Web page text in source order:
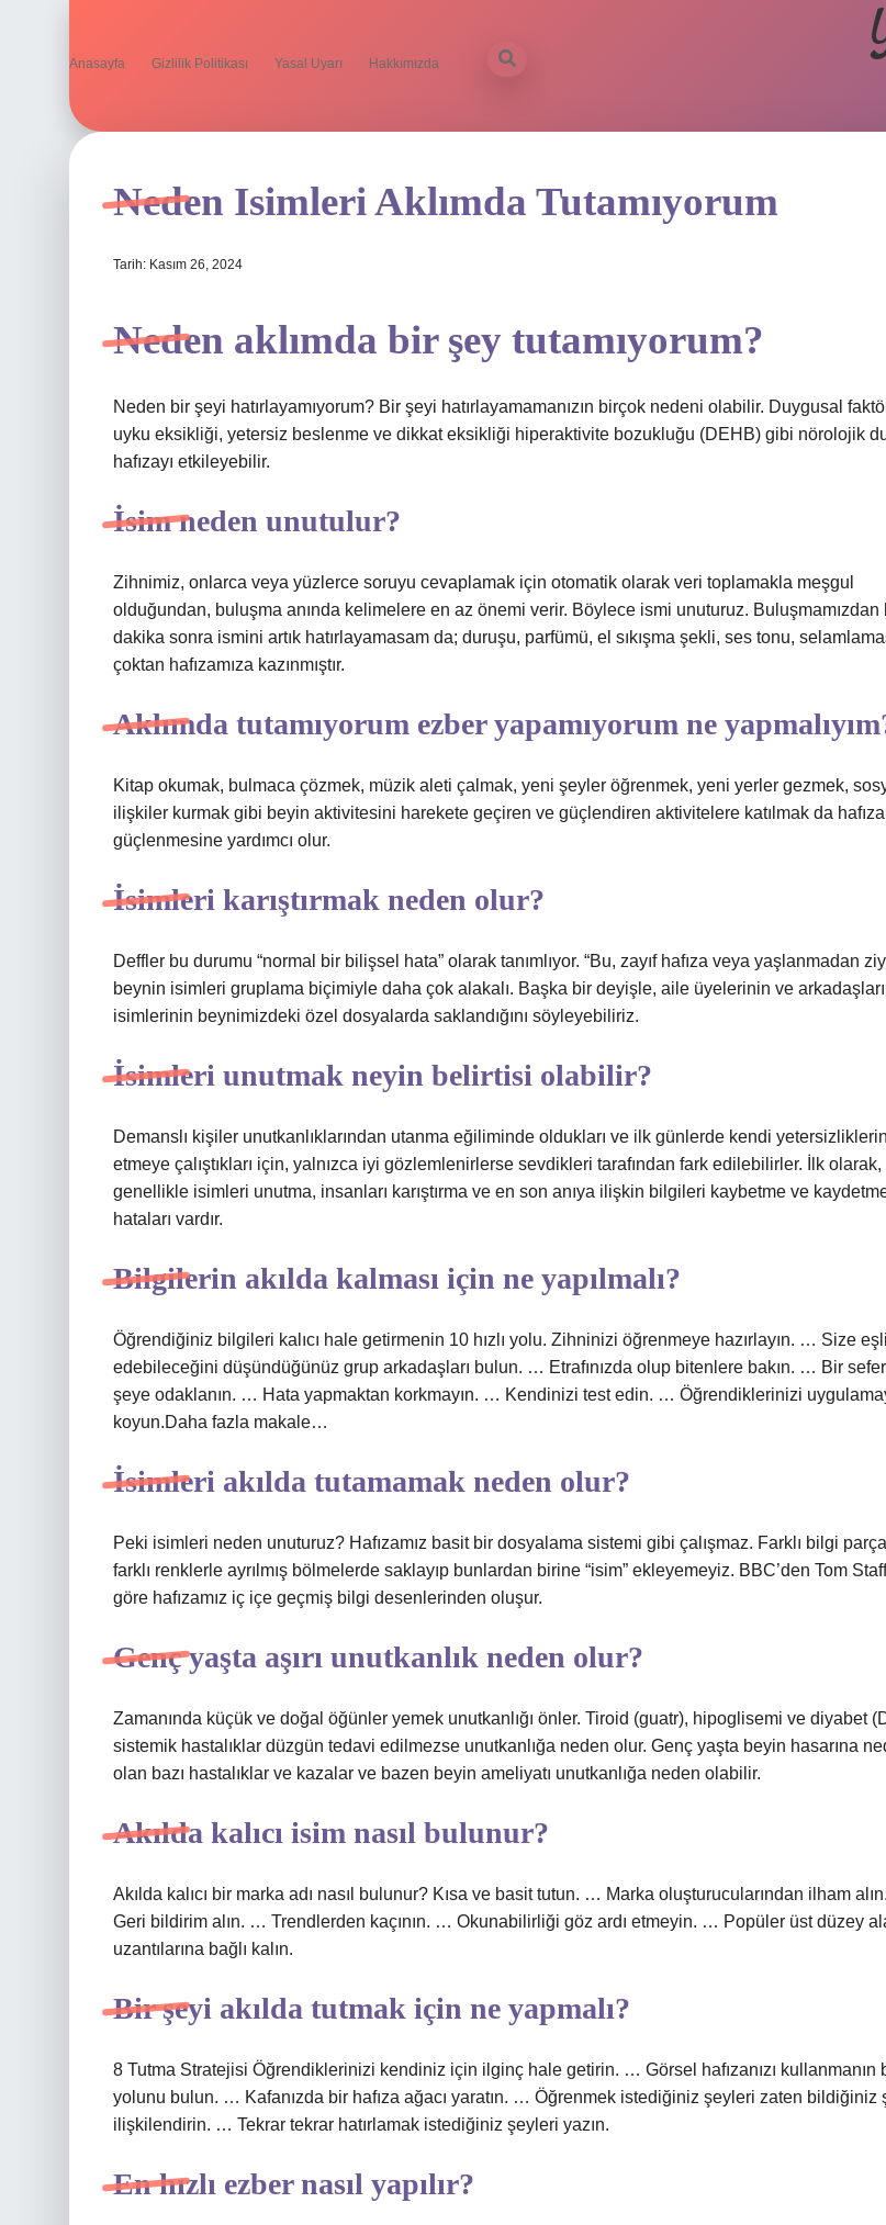
Anasayfa Gizlilik Politikası Yasal Uyarı Hakkımızda
Neden Isimleri Aklımda Tutamıyorum
Tarih: Kasım 26, 2024
Neden aklımda bir şey tutamıyorum?
Neden bir şeyi hatırlayamıyorum? Bir şeyi hatırlayamamanızın birçok nedeni olabilir. Duygusal
uyku eksikliği, yetersiz beslenme ve dikkat eksikliği hiperaktivite bozukluğu (DEHB) gibi nörolojik
hafızayı etkileyebilir.
İsim neden unutulur?
Zihnimiz, onlarca veya yüzlerce soruyu cevaplamak için otomatik olarak veri toplamakla meşgul
olduğundan, buluşma anında kelimelere en az önemi verir. Böylece ismi unuturuz. Buluşmamızdan
dakika sonra ismini artık hatırlayamasam da; duruşu, parfümü, el sıkışma şekli, ses tonu,
çoktan hafızamıza kazınmıştır.
Aklımda tutamıyorum ezber yapamıyorum ne
Kitap okumak, bulmaca çözmek, müzik aleti çalmak, yeni şeyler öğrenmek, yeni yerler gezmek,
ilişkiler kurmak gibi beyin aktivitesini harekete geçiren ve güçlendiren aktivitelere katılmak da
güçlenmesine yardımcı olur.
İsimleri karıştırmak neden olur?
Deffler bu durumu “normal bir bilişsel hata” olarak tanımlıyor. “Bu, zayıf hafıza veya yaşlanmadan
beynin isimleri gruplama biçimiyle daha çok alakalı. Başka bir deyişle, aile üyelerinin ve
isimlerinin beynimizdeki özel dosyalarda saklandığını söyleyebiliriz.
İsimleri unutmak neyin belirtisi olabilir?
Demanslı kişiler unutkanlıklarından utanma eğiliminde oldukları ve ilk günlerde kendi
etmeye çalıştıkları için, yalnızca iyi gözlemlenirlerse sevdikleri tarafından fark edilebilirler. İlk olarak,
genellikle isimleri unutma, insanları karıştırma ve en son anıya ilişkin bilgileri kaybetme ve
hataları vardır.
Bilgilerin akılda kalması için ne yapılmalı?
Öğrendiğiniz bilgileri kalıcı hale getirmenin 10 hızlı yolu. Zihninizi öğrenmeye hazırlayın. … Size
edebileceğini düşündüğünüz grup arkadaşları bulun. … Etrafınızda olup bitenlere bakın. … Bir
şeye odaklanın. … Hata yapmaktan korkmayın. … Kendinizi test edin. … Öğrendiklerinizi
koyun.Daha fazla makale…
İsimleri akılda tutamamak neden olur?
Peki isimleri neden unuturuz? Hafızamız basit bir dosyalama sistemi gibi çalışmaz. Farklı bilgi
farklı renklerle ayrılmış bölmelerde saklayıp bunlardan birine “isim” ekleyemeyiz. BBC’den Tom
göre hafızamız iç içe geçmiş bilgi desenlerinden oluşur.
Genç yaşta aşırı unutkanlık neden olur?
Zamanında küçük ve doğal öğünler yemek unutkanlığı önler. Tiroid (guatr), hipoglisemi ve diyabet
sistemik hastalıklar düzgün tedavi edilmezse unutkanlığa neden olur. Genç yaşta beyin hasarına
olan bazı hastalıklar ve kazalar ve bazen beyin ameliyatı unutkanlığa neden olabilir.
Akılda kalıcı isim nasıl bulunur?
Akılda kalıcı bir marka adı nasıl bulunur? Kısa ve basit tutun. … Marka oluşturucularından ilham
Geri bildirim alın. … Trendlerden kaçının. … Okunabilirliği göz ardı etmeyin. … Popüler üst düzey
uzantılarına bağlı kalın.
Bir şeyi akılda tutmak için ne yapmalı?
8 Tutma Stratejisi Öğrendiklerinizi kendiniz için ilginç hale getirin. … Görsel hafızanızı kullanmanın
yolunu bulun. … Kafanızda bir hafıza ağacı yaratın. … Öğrenmek istediğiniz şeyleri zaten bildiğiniz
ilişkilendirin. … Tekrar tekrar hatırlamak istediğiniz şeyleri yazın.
En hızlı ezber nasıl yapılır?